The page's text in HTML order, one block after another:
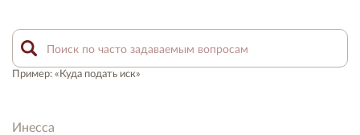
Пример: «Куда подать иск»
Инесса